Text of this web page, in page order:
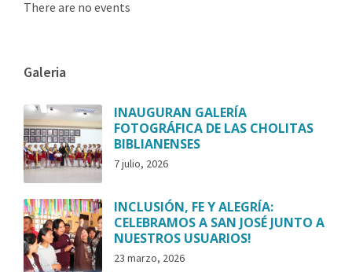
There are no events
Galeria
INAUGURAN GALERÍA
FOTOGRÁFICA DE LAS CHOLITAS
BIBLIANENSES
7 julio, 2026
INCLUSIÓN, FE Y ALEGRÍA:
CELEBRAMOS A SAN JOSÉ JUNTO A
NUESTROS USUARIOS!
23 marzo, 2026